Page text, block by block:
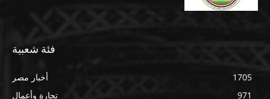
فئة شعبية
أخبار مصر
1705
تجارة وأعمال
971